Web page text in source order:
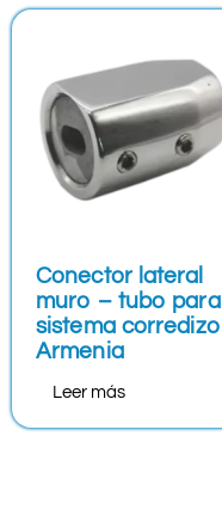
Conector lateral
muro – tubo para
sistema corredizo
Armenia
Leer más